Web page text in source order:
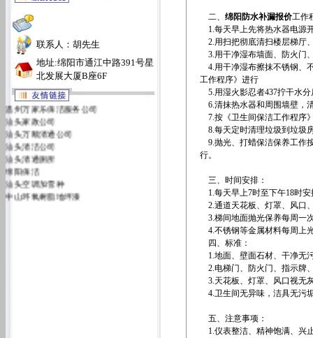
联系人：胡先生
地址:绵阳市通江中路391号星
北发展大厦B座6F
温州万家乐保洁服务公司
汕头家政公司
汕头万顺清通公司
汕头清洁公司
汕头清通厕所
绵阳保洁
汕头空调加雪种
中山环氧树脂地坪漆
汕头万佳清洁服务有限公司
二、 绵阳防水补漏报价工作
1.每天早上先将热水器电源
2.用扫把彻底清扫楼层梯厅
3.用干净湿布墙面、防火门
4.用干净湿布擦抹不锈钢、
工作程序》进行
5.用湿火影忍者437拧干水
6.清抹热水器和周围墙壁，
7.按《卫生间保洁工作程序
8.每天定时清理垃圾到垃圾
9.抛光、打蜡保洁保养工作
行。
三、时间安排：
1.每天早上7时至下午18时
2.通道天花板、灯罩、风口
3.梯间地面抛光保养每周一
4.不锈钢等金属材料每周上
四、标准：
1.地面、壁面石材、干净无
2.电梯门、防火门、指示牌
3.天花板、灯罩、风口视无
4.卫生间无异味，洁具无污
五、注意事项：
1.仪表整洁、精神饱满、兴